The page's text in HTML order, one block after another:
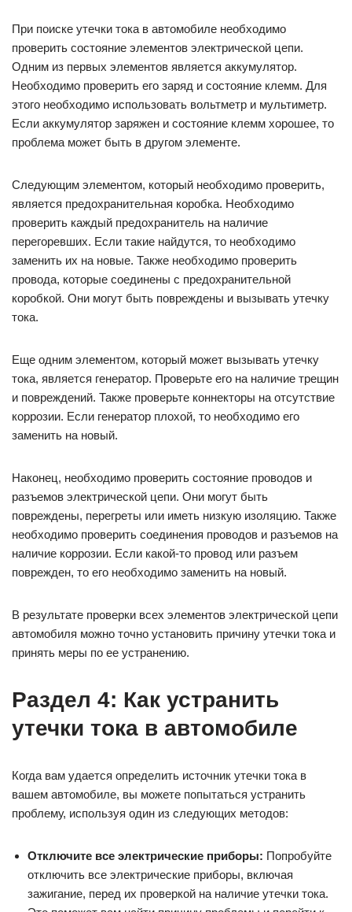
При поиске утечки тока в автомобиле необходимо
проверить состояние элементов электрической цепи.
Одним из первых элементов является аккумулятор.
Необходимо проверить его заряд и состояние клемм. Для
этого необходимо использовать вольтметр и мультиметр.
Если аккумулятор заряжен и состояние клемм хорошее, то
проблема может быть в другом элементе.
Следующим элементом, который необходимо проверить,
является предохранительная коробка. Необходимо
проверить каждый предохранитель на наличие
перегоревших. Если такие найдутся, то необходимо
заменить их на новые. Также необходимо проверить
провода, которые соединены с предохранительной
коробкой. Они могут быть повреждены и вызывать утечку
тока.
Еще одним элементом, который может вызывать утечку
тока, является генератор. Проверьте его на наличие трещин
и повреждений. Также проверьте коннекторы на отсутствие
коррозии. Если генератор плохой, то необходимо его
заменить на новый.
Наконец, необходимо проверить состояние проводов и
разъемов электрической цепи. Они могут быть
повреждены, перегреты или иметь низкую изоляцию. Также
необходимо проверить соединения проводов и разъемов на
наличие коррозии. Если какой-то провод или разъем
поврежден, то его необходимо заменить на новый.
В результате проверки всех элементов электрической цепи
автомобиля можно точно установить причину утечки тока и
принять меры по ее устранению.
Раздел 4: Как устранить
утечки тока в автомобиле
Когда вам удается определить источник утечки тока в
вашем автомобиле, вы можете попытаться устранить
проблему, используя один из следующих методов:
Отключите все электрические приборы: Попробуйте
отключить все электрические приборы, включая
зажигание, перед их проверкой на наличие утечки тока.